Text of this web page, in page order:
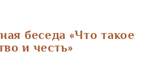
беседа «Что такое
и честь»